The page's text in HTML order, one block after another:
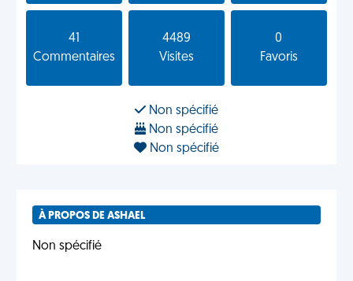
41
Commentaires
4489
Visites
0
Favoris
Non spécifié
Non spécifié
Non spécifié
À PROPOS DE ASHAEL
Non spécifié